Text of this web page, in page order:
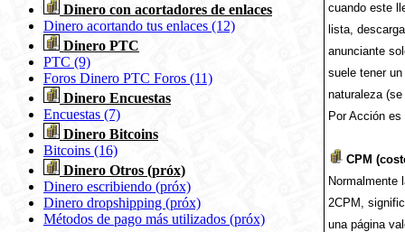
Dinero con acortadores de enlaces
Dinero acortando tus enlaces (12)
Dinero PTC
PTC (9)
Foros Dinero PTC Foros (11)
Dinero Encuestas
Encuestas (7)
Dinero Bitcoins
Bitcoins (16)
Dinero Otros (próx)
Dinero escribiendo (próx)
Dinero dropshipping (próx)
Métodos de pago más utilizados (próx)
cuando este
lista,
anunciante
suele tener
naturaleza
Por Acción
CPM
Normalmente
2CPM,
una página